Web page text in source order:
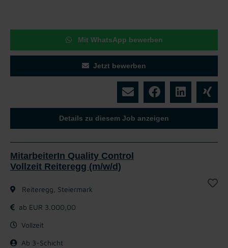
Mit WhatsApp bewerben
Jetzt bewerben
Details zu diesem Job anzeigen
MitarbeiterIn Quality Control
Vollzeit Reiteregg (m/w/d)
Reiteregg, Steiermark
ab EUR 3.000,00
Vollzeit
Ab 3-Schicht